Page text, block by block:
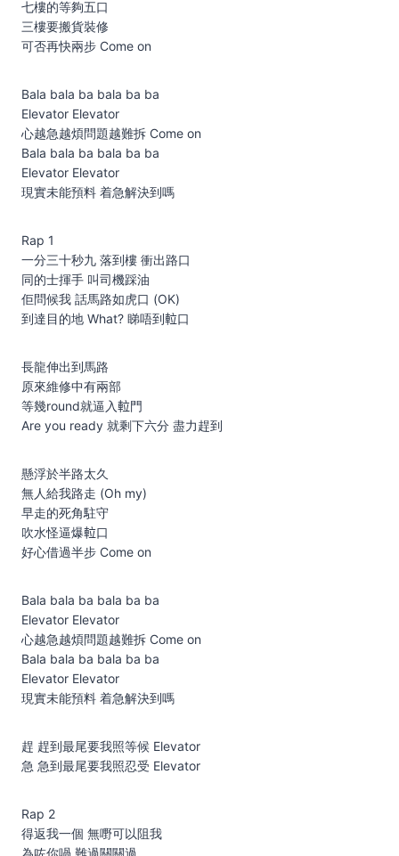
七樓的等夠五口
三樓要搬貨裝修
可否再快兩步 Come on
Bala bala ba bala ba ba
Elevator Elevator
心越急越煩問題越難拆 Come on
Bala bala ba bala ba ba
Elevator Elevator
現實未能預料 着急解決到嗎
Rap 1
一分三十秒九 落到樓 衝出路口
同的士揮手 叫司機踩油
佢問候我 話馬路如虎口 (OK)
到達目的地 What? 睇唔到𨋢口
長龍伸出到馬路
原來維修中有兩部
等幾round就逼入𨋢門
Are you ready 就剩下六分 盡力趕到
懸浮於半路太久
無人給我路走 (Oh my)
早走的死角駐守
吹水怪逼爆𨋢口
好心借過半步 Come on
Bala bala ba bala ba ba
Elevator Elevator
心越急越煩問題越難拆 Come on
Bala bala ba bala ba ba
Elevator Elevator
現實未能預料 着急解決到嗎
趕 趕到最尾要我照等候 Elevator
急 急到最尾要我照忍受 Elevator
Rap 2
得返我一個 無嘢可以阻我